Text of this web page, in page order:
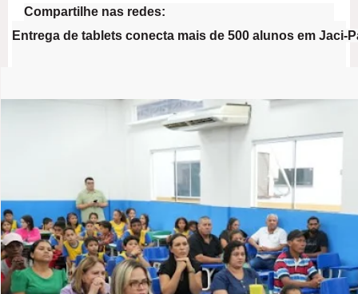
Compartilhe nas redes:
Entrega de tablets conecta mais de 500 alunos em Jaci-